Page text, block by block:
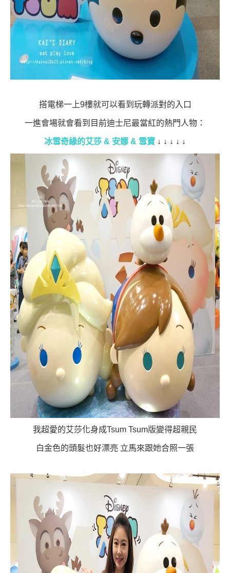
搭電梯一上9樓就可以看到玩轉派對的入口
一進會場就會看到目前迪士尼最當紅的熱門人物：
冰雪奇緣的艾莎 & 安娜 & 雪寶 ↓ ↓ ↓ ↓ ↓
我超愛的艾莎化身成Tsum Tsum版變得超親民
白金色的頭髮也好漂亮 立馬來跟她合照一張